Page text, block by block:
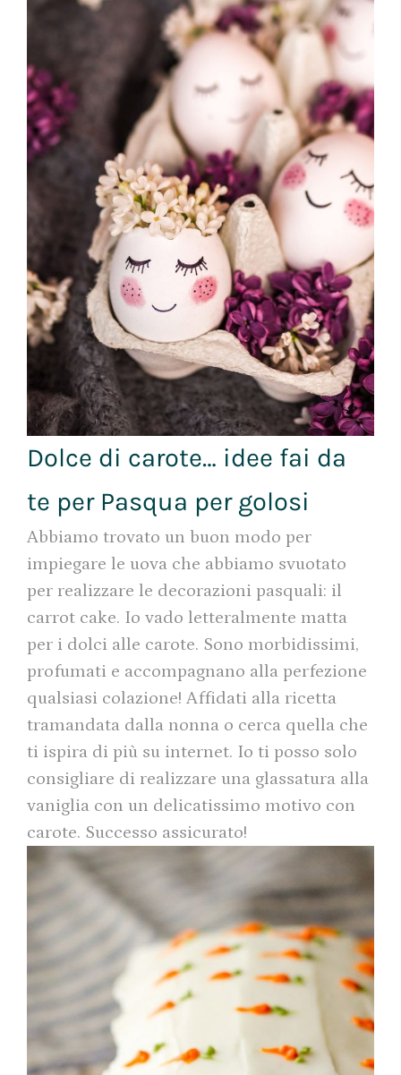
Dolce di carote… idee fai da
te per Pasqua per golosi
Abbiamo trovato un buon modo per
impiegare le uova che abbiamo svuotato
per realizzare le decorazioni pasquali: il
carrot cake. Io vado letteralmente matta
per i dolci alle carote. Sono morbidissimi,
profumati e accompagnano alla perfezione
qualsiasi colazione! Affidati alla ricetta
tramandata dalla nonna o cerca quella che
ti ispira di più su internet. Io ti posso solo
consigliare di realizzare una glassatura alla
vaniglia con un delicatissimo motivo con
carote. Successo assicurato!